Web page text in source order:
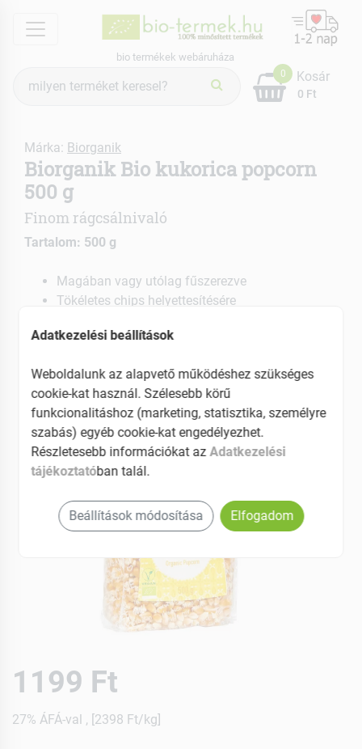
menu
bio termékek webáruháza
keresés
0
0 Ft
Kosár
Márka: Biorganik
Biorganik Bio kukorica popcorn
500 g
Finom rágcsálnivaló
Tartalom: 500 g
Magában vagy utólag fűszerezve
Tökéletes chips helyettesítésére
EAN: 5999559310829
1199 Ft
27% ÁFÁ-val , [2398 Ft/kg]
Adatkezelési beállítások
Weboldalunk az alapvető működéshez szükséges
cookie-kat használ. Szélesebb körű
funkcionalitáshoz (marketing, statisztika, személyre
szabás) egyéb cookie-kat engedélyezhet.
Részletesebb információkat azAdatkezelési
tájékoztatóban talál.
Beállítások módosítása Elfogadom